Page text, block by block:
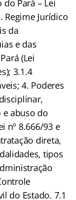
Pará – Lei
Regime Jurídico
da
e das
(Lei
3.1.4
4. Poderes
e abuso do
nº 8.666/93 e
direta,
tipos
do Estado. 7.1